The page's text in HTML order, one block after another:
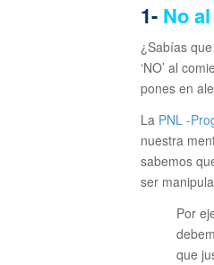
1- No
¿Sabías
‘NO’ al
pones en
La PNL -
nuestra
sabemos
ser
Por
que